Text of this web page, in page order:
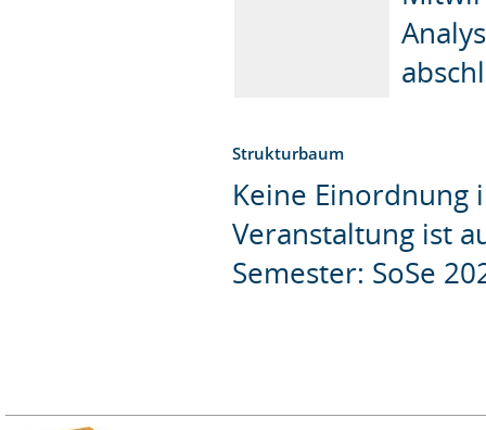
Strukturbaum
Keine Einordnung
Veranstaltung ist
Semester: SoSe